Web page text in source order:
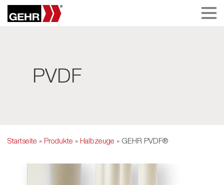
PVDF
Startseite » Produkte » Halbzeuge » GEHR PVDF®